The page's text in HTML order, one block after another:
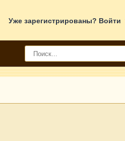
Уже зарегистрированы? Войти